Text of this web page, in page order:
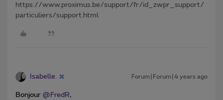
https://www.proximus.be/support/fr/id_zwpr_support/
particuliers/support.html
Isabelle. Forum|Forum|4 years ago
Bonjour @FredR,